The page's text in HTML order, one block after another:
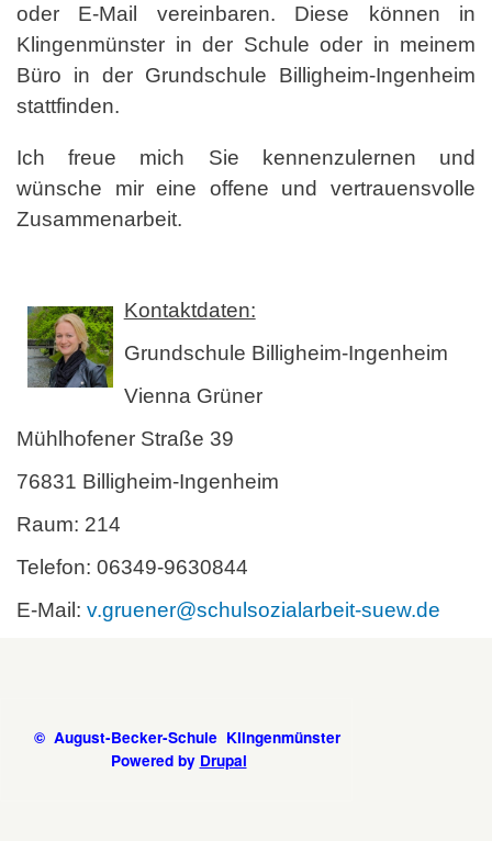
oder E-Mail vereinbaren. Diese können in
Klingenmünster in der Schule oder in meinem
Büro in der Grundschule Billigheim-Ingenheim
stattfinden.
Ich freue mich
Sie kennenzulernen und
wünsche mir eine offene und vertrauensvolle
Zusammenarbeit.
Kontaktdaten:
Grundschule Billigheim-Ingenheim
Vienna Grüner
Mühlhofener Straße 39
76831 Billigheim-Ingenheim
Raum: 214
Telefon: 06349-9630844
E-Mail: v.gruener@schulsozialarbeit-suew.de
© August-Becker-Schule Klingenmünster
Powered by Drupal